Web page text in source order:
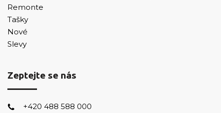
Remonte
Tašky
Nové
Slevy
Zeptejte se nás
+420 488 588 000